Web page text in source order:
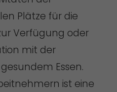
Plätze für die
Verfügung oder
mit der
Essen.
ist eine